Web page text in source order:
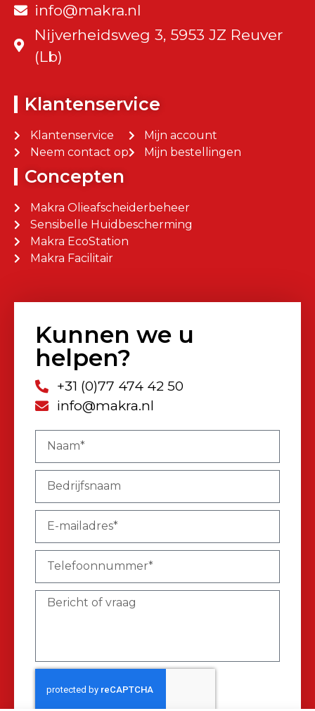
info@makra.nl
Nijverheidsweg 3, 5953 JZ Reuver
(Lb)
Klantenservice
Klantenservice
Neem contact op
Mijn account
Mijn bestellingen
Concepten
Makra Olieafscheiderbeheer
Sensibelle Huidbescherming
Makra EcoStation
Makra Facilitair
Kunnen we u
helpen?
+31 (0)77 474 42 50
info@makra.nl